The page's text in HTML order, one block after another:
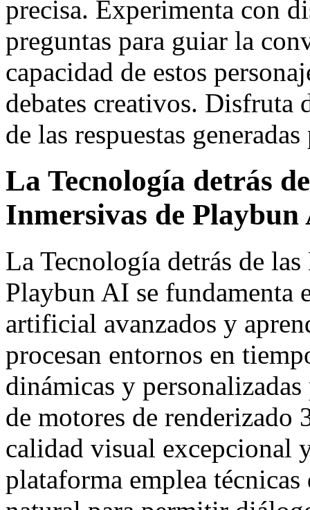
precisa. Experimenta con
preguntas para guiar la
capacidad de estos
debates creativos. Disfruta
de las respuestas
La Tecnología detrás
Inmersivas de Playbun
La Tecnología detrás de
Playbun AI se fundamenta
artificial avanzados y
procesan entornos en
dinámicas y
de motores de renderizado
calidad visual excepcional
plataforma emplea